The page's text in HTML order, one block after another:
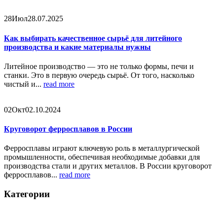
28Июл28.07.2025
Как выбирать качественное сырьё для литейного
производства и какие материалы нужны
Литейное производство — это не только формы, печи и
станки. Это в первую очередь сырьё. От того, насколько
чистый и... read more
02Окт02.10.2024
Круговорот ферросплавов в России
Ферросплавы играют ключевую роль в металлургической
промышленности, обеспечивая необходимые добавки для
производства стали и других металлов. В России круговорот
ферросплавов... read more
Категории